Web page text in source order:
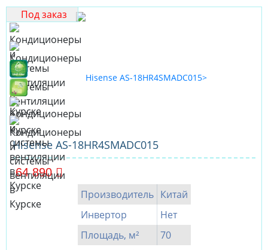
Под заказ
Hisense AS-18HR4SMADC015
64 890
Производитель Китай
Инвертор
Нет
Площадь, м²
70